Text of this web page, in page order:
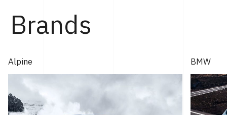
Brands
Alpine BMW